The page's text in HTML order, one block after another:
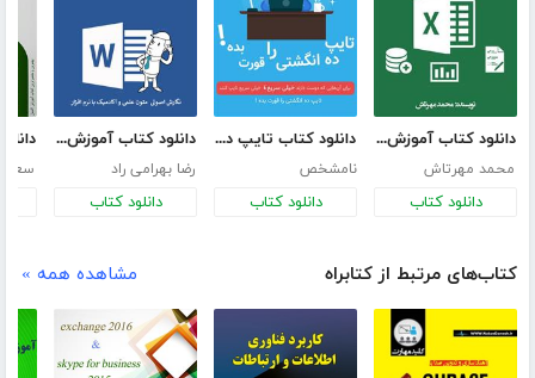
دانلود کتاب آموزش حرفه‌ای اکسل 2013 در حسابداری
محمد مهرتاش
دانلود کتاب
دانلود کتاب تایپ ده انگشتی را قورت بده!
نامشخص
دانلود کتاب
دانلود کتاب آموزش نرم افزار Microsoft Word 2016
رضا بهرامی راد
دانلود کتاب
کتاب‌های مرتبط از کتابراه مشاهده همه »